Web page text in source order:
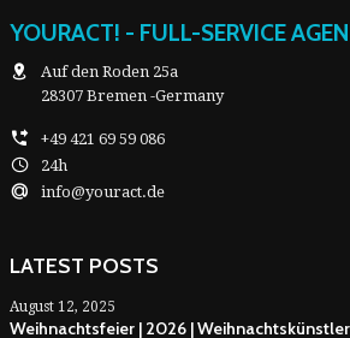
YOURACT! - FULL-SERVICE
Auf den Roden 25a
28307 Bremen -Germany
+49 421 69 59 086
24h
info@youract.de
LATEST POSTS
August 12, 2025
Weihnachtsfeier | 2026 |